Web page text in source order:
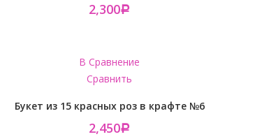
2,300Р
В Сравнение
Сравнить
Букет из 15 красных роз в крафте №6
2,450Р